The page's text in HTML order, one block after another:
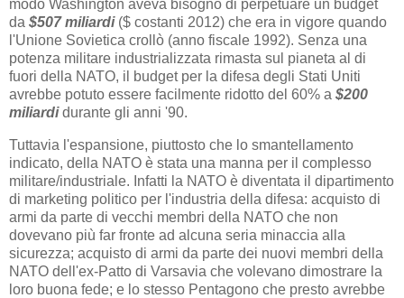
modo Washington aveva bisogno di perpetuare un budget
da $507 miliardi($ costanti 2012) che era in vigore quando
l'Unione Sovietica crollò (anno fiscale 1992). Senza una
potenza militare industrializzata rimasta sul pianeta al di
fuori della NATO, il budget per la difesa degli Stati Uniti
avrebbe potuto essere facilmente ridotto del 60% a $200
miliardidurante gli anni '90.
Tuttavia l'espansione, piuttosto che lo smantellamento
indicato, della NATO è stata una manna per il complesso
militare/industriale. Infatti la NATO è diventata il dipartimento
di marketing politico per l'industria della difesa: acquisto di
armi da parte di vecchi membri della NATO che non
dovevano più far fronte ad alcuna seria minaccia alla
sicurezza; acquisto di armi da parte dei nuovi membri della
NATO dell'ex-Patto di Varsavia che volevano dimostrare la
loro buona fede; e lo stesso Pentagono che presto avrebbe